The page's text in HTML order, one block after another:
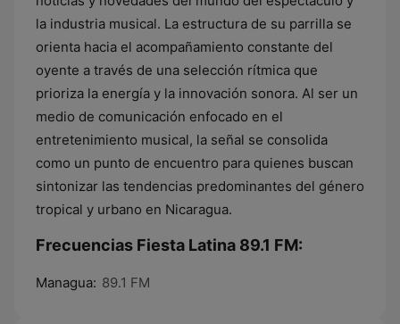
la industria musical. La estructura de su parrilla se
orienta hacia el acompañamiento constante del
oyente a través de una selección rítmica que
prioriza la energía y la innovación sonora. Al ser un
medio de comunicación enfocado en el
entretenimiento musical, la señal se consolida
como un punto de encuentro para quienes buscan
sintonizar las tendencias predominantes del género
tropical y urbano en Nicaragua.
Frecuencias Fiesta Latina 89.1 FM:
Managua: 89.1 FM